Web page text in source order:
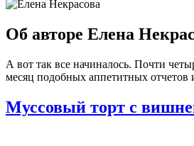
Об авторе Елена
А вот так все начиналось. Почти
месяц подобных аппетитных отчетов
Муссовый торт с